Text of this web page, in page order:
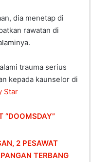
dia menetap di
rawatan di
trauma serius
kepada kaunselor di
Star
“DOOMSDAY”
2 PESAWAT
TERBANG